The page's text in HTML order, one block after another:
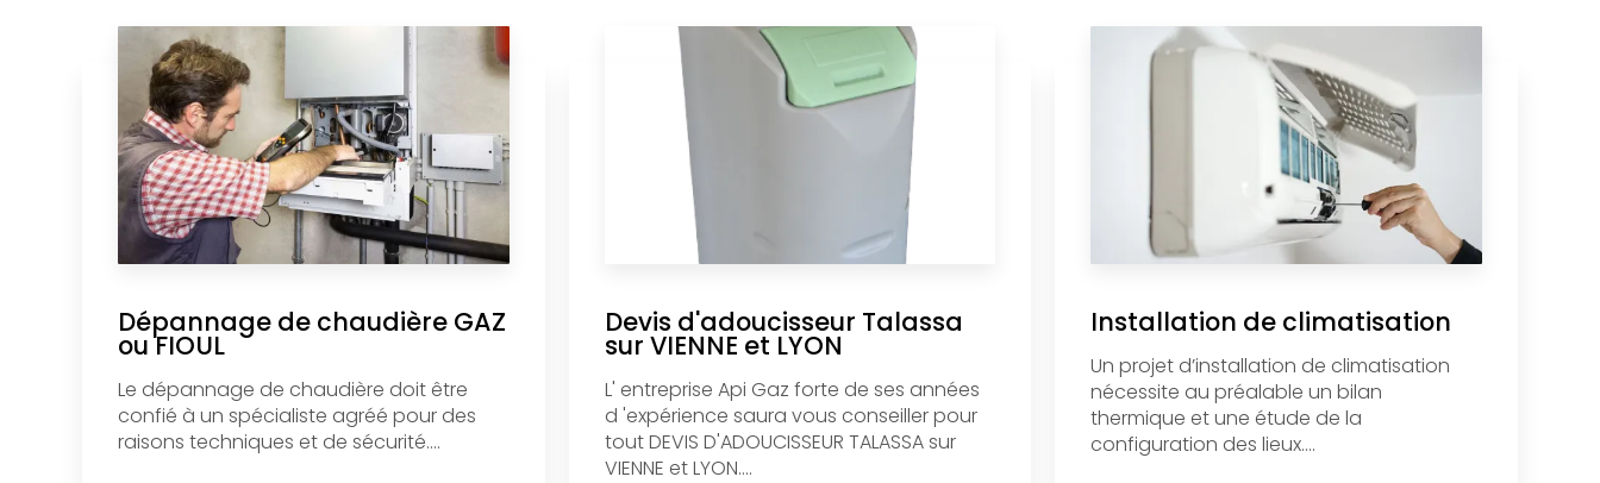
Dépannage de chaudière GAZ
ou FIOUL
Le dépannage de chaudière doit être
confié à un spécialiste agréé pour des
raisons techniques et de sécurité....
Devis d'adoucisseur Talassa
sur VIENNE et LYON
L' entreprise Api Gaz forte de ses années
d 'expérience saura vous conseiller pour
tout DEVIS D'ADOUCISSEUR TALASSA sur
VIENNE et LYON....
Installation de climatisation
Un projet d’installation de climatisation
nécessite au préalable un bilan
thermique et une étude de la
configuration des lieux....